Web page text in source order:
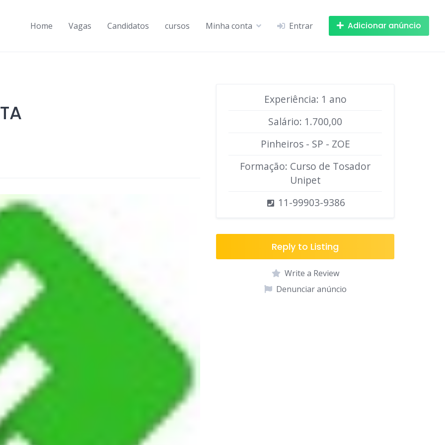
Home Vagas Candidatos cursos Minha conta Entrar Adicionar anúncio
Experiência: 1 ano
Salário: 1.700,00
Pinheiros - SP - ZOE
Formação: Curso de Tosador
Unipet
11-99903-9386
Reply to Listing
Write a Review
Denunciar anúncio